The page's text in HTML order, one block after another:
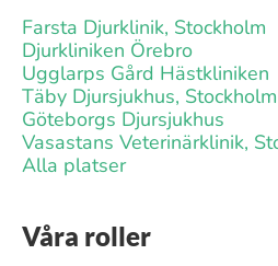
Farsta Djurklinik, Stockholm
Djurkliniken Örebro
Ugglarps Gård Hästkliniken
Täby Djursjukhus, Stockholm
Göteborgs Djursjukhus
Vasastans Veterinärklinik,
Alla platser
Våra roller